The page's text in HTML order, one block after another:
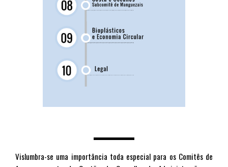
Vislumbra-se uma importância toda especial para os Comitês de